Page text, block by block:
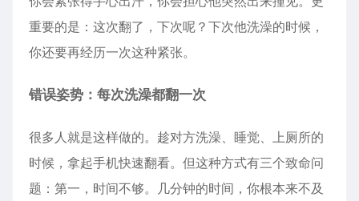
重要的是：这次翻了，下次呢？下次他洗澡的时候，
你还要再经历一次这种紧张。
错误姿势：每次洗澡都翻一次
很多人就是这样做的。趁对方洗澡、睡觉、上厕所的
时候，拿起手机快速翻看。但这种方式有三个致命问
题：第一，时间不够。几分钟的时间，你根本来不及